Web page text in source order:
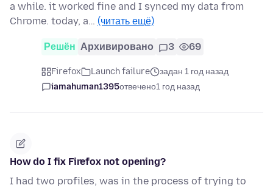
a while. it worked fine and I synced my data from
Chrome. today, a… (читать ещё)
Решён Архивировано 3 69
Firefox Launch failure
задан 1 год назад
iamahuman1395отвечено1 год назад
How do I fix Firefox not opening?
I had two profiles, was in the process of trying to